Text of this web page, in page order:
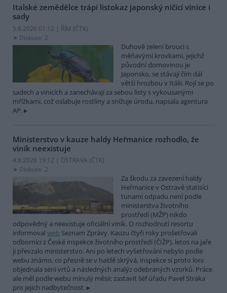
Italské zemědělce trápí listokaz japonský ničící vinice i
sady
5.8.2026 01:12 | ŘÍM (ČTK)
Diskuse: 2
Duhově zelení brouci s
měňavými krovkami, jejichž
původní domovinou je
Japonsko, se stávají čím dál
větší hrozbou v Itálii. Rojí se po
sadech a vinicích a zanechávají za sebou listy s vykousanými
mřížkami, což oslabuje rostliny a snižuje úrodu, napsala agentura
AP.
Ministerstvo v kauze haldy Heřmanice rozhodlo, že
viník neexistuje
4.8.2026 19:12 | OSTRAVA (ČTK)
Diskuse: 2
Za škodu za zavezení haldy
Heřmanice v Ostravě statisíci
tunami odpadu není podle
ministerstva životního
prostředí (MŽP) nikdo
odpovědný a neexistuje oficiální viník. O rozhodnutí resortu
informoval web Seznam Zprávy. Kauzu čtyři roky prošetřovali
odborníci z České inspekce životního prostředí (ČIŽP), letos na jaře
ji převzalo ministerstvo. Ani po letech vyšetřování nebylo podle
webu známo, co přesně se v haldě skrývá, inspekce si proto loni
objednala sérii vrtů a následných analýz odebraných vzorků. Práce
ale měl podle webu minulý měsíc zastavit šéf úřadu Pavel Straka
pro jejich nadbytečnost.